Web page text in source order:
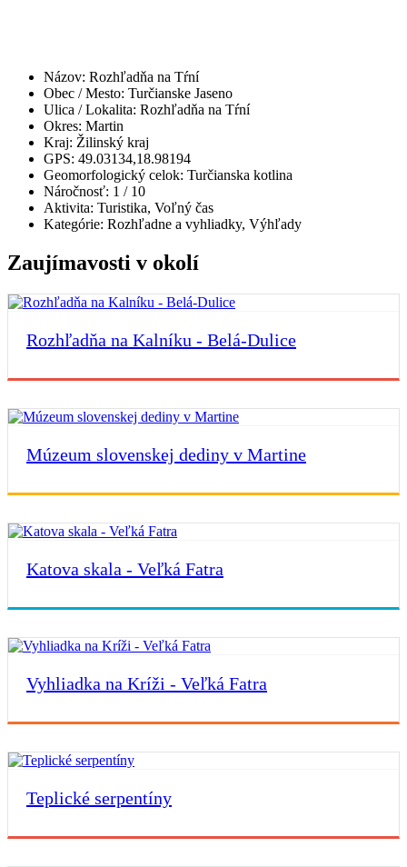
Názov: Rozhľadňa na Tŕní
Obec / Mesto: Turčianske Jaseno
Ulica / Lokalita: Rozhľadňa na Tŕní
Okres: Martin
Kraj: Žilinský kraj
GPS: 49.03134,18.98194
Geomorfologický celok: Turčianska kotlina
Náročnosť: 1 / 10
Aktivita: Turistika, Voľný čas
Kategórie: Rozhľadne a vyhliadky, Výhľady
Zaujímavosti v okolí
Rozhľadňa na Kalníku - Belá-Dulice
Múzeum slovenskej dediny v Martine
Katova skala - Veľká Fatra
Vyhliadka na Kríži - Veľká Fatra
Teplické serpentíny